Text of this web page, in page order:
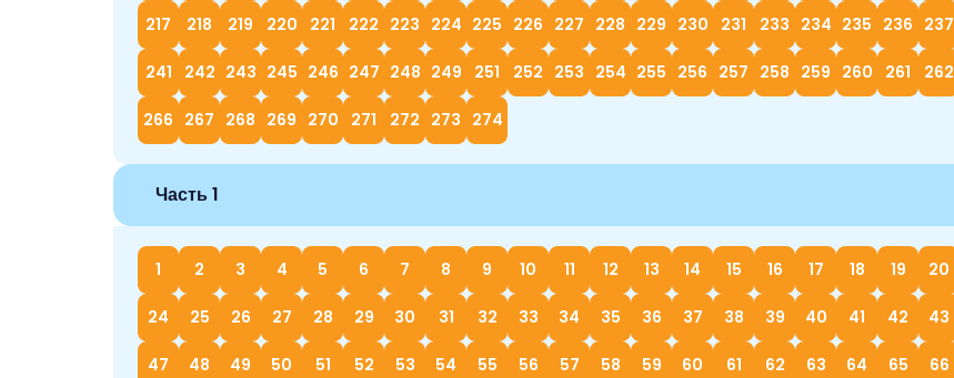
217 218 219 220 221 222 223 224 225 226 227 228 229 230 231 233 234 235 236 237
241 242 243 245 246 247 248 249 251 252 253 254 255 256 257 258 259 260 261 262
266 267 268 269 270 271 272 273 274
Часть 1
1 2 3 4 5 6 7 8 9 10 11 12 13 14 15 16 17 18 19 20
24 25 26 27 28 29 30 31 32 33 34 35 36 37 38 39 40 41 42 43
47 48 49 50 51 52 53 54 55 56 57 58 59 60 61 62 63 64 65 66